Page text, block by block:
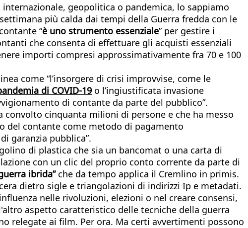
geopolitica o pandemica, lo sappiamo
più calda dai tempi della Guerra fredda con le
“è uno strumento essenziale” per gestire i
che consenta di effettuare gli acquisti essenziali
importi compresi approssimativamente fra 70 e 100
come “l’insorgere di crisi improvvise, come le
di COVID-19 o l’ingiustificata invasione
di contante da parte del pubblico”.
convolto cinquanta milioni di persone e che ha messo
del contante come metodo di pagamento
garanzia pubblica”.
di plastica che sia un bancomat o una carta di
con un clic del proprio conto corrente da parte di
ibrida”che da tempo applica il Cremlino in primis.
dietro sigle e triangolazioni di indirizzi Ip e metadati.
nelle rivoluzioni, elezioni o nel creare consensi,
aspetto caratteristico delle tecniche della guerra
relegate ai film. Per ora. Ma certi avvertimenti possono